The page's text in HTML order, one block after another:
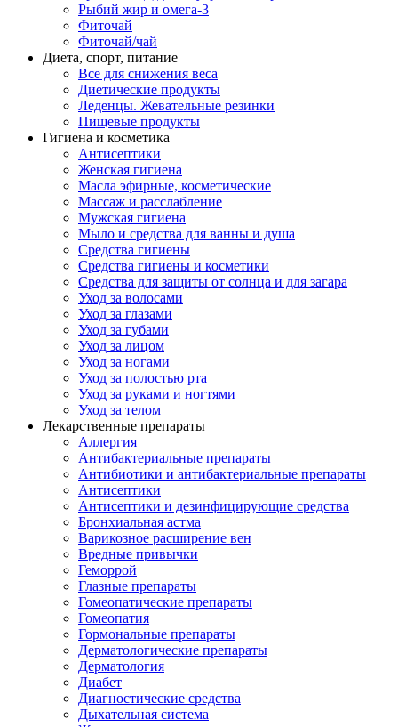
Рыбий жир и омега-3
Фиточай
Фиточай/чай
Диета, спорт, питание
Все для снижения веса
Диетические продукты
Леденцы. Жевательные резинки
Пищевые продукты
Гигиена и косметика
Антисептики
Женская гигиена
Масла эфирные, косметические
Массаж и расслабление
Мужская гигиена
Мыло и средства для ванны и душа
Средства гигиены
Средства гигиены и косметики
Средства для защиты от солнца и для загара
Уход за волосами
Уход за глазами
Уход за губами
Уход за лицом
Уход за ногами
Уход за полостью рта
Уход за руками и ногтями
Уход за телом
Лекарственные препараты
Аллергия
Антибактериальные препараты
Антибиотики и антибактериальные препараты
Антисептики
Антисептики и дезинфицирующие средства
Бронхиальная астма
Варикозное расширение вен
Вредные привычки
Геморрой
Глазные препараты
Гомеопатические препараты
Гомеопатия
Гормональные препараты
Дерматологические препараты
Дерматология
Диабет
Диагностические средства
Дыхательная система